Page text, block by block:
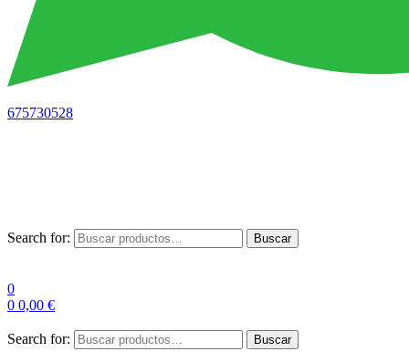
675730528
Search for: Buscar
0
0 0,00 €
Search for: Buscar